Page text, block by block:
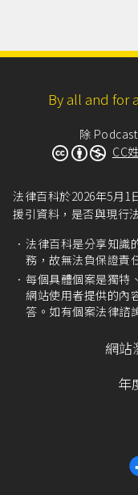
By all and for
除
CC
法律百科於2026年5月1
援引資料，是否與現行
法律百科是分享知識
務，故無法負保證責
每個具體個案是獨特
網站使用者提供的內
答。如有個案法律諮
網站
年